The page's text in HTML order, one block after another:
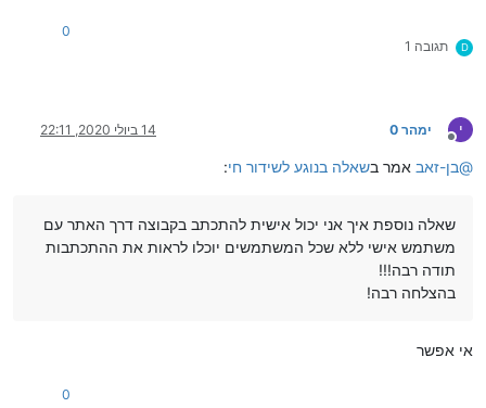
D תגובה 1
0
י
מנותק
ימהר 0 14 ביולי 2020, 22:11
@בן-זאב אמר בשאלה בנוגע לשידור חי:
שאלה נוספת איך אני יכול אישית להתכתב בקבוצה דרך האתר עם
משתמש אישי ללא שכל המשתמשים יוכלו לראות את ההתכתבות
תודה רבה!!!
בהצלחה רבה!
אי אפשר
0